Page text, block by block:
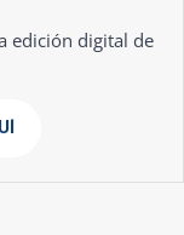
edición digital de